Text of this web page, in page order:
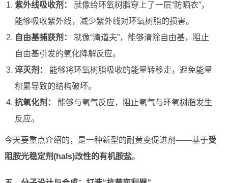
紫外线吸收剂：
就像给环氧树脂穿上了一层“防晒衣”，
能够吸收紫外线，减少紫外线对环氧树脂的损害。
自由基捕获剂：
就像“清道夫”，能够清除自由基，阻止
自由基引发的氧化降解反应。
淬灭剂：
能够将环氧树脂吸收的能量转移走，避免能量
积累导致的结构破坏。
抗氧化剂：
能够与氧气反应，阻止氧气与环氧树脂发生
反应。
今天要重点介绍的，是一种新型的耐黄变促进剂——基于受
阻胺光稳定剂(hals)改性的有机胺盐。